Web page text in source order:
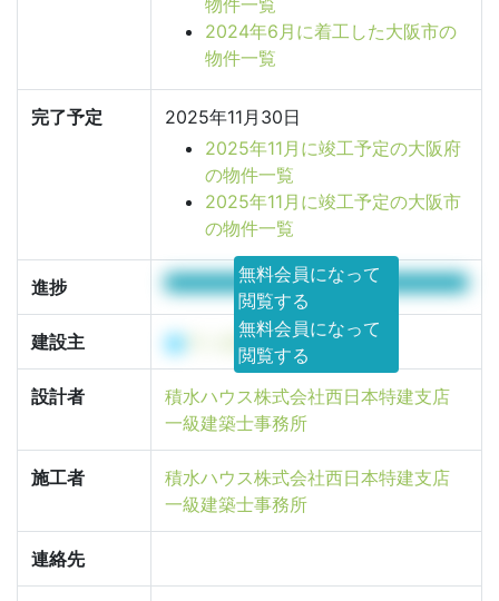
物件一覧
2024年6月に着工した大阪市の
物件一覧
完了予定
2025年11月30日
2025年11月に竣工予定の大阪府
の物件一覧
2025年11月に竣工予定の大阪市
の物件一覧
進捗 100%
無料会員になって
閲覧する
建設主
サン企業有限会社
無料会員になって
閲覧する
設計者
積水ハウス株式会社西日本特建支店
一級建築士事務所
施工者
積水ハウス株式会社西日本特建支店
一級建築士事務所
連絡先